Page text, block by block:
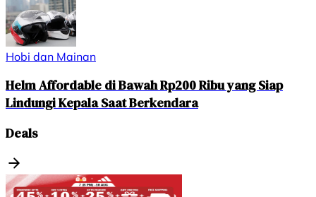
Hobi dan Mainan
Helm Affordable di Bawah Rp200 Ribu yang Siap
Lindungi Kepala Saat Berkendara
Deals